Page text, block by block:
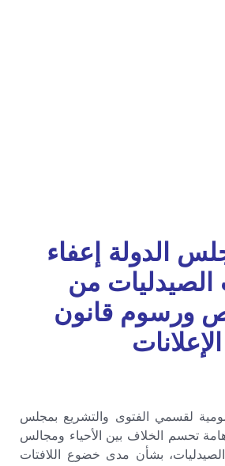
الدولة إعفاء
الصيدليات من
ورسوم قانون
الإعلانات
لقسمي الفتوى والتشريع بمجلس
تحسم الخلاف بين الأحياء ومجالس
بشأن مدى خضوع اللافتات